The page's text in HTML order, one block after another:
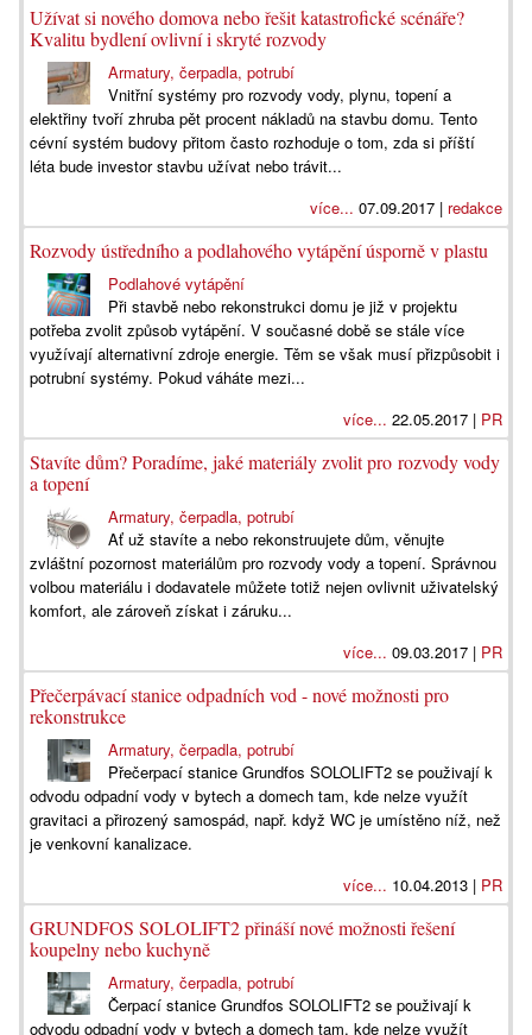
Užívat si nového domova nebo řešit katastrofické scénáře?
Kvalitu bydlení ovlivní i skryté rozvody
Armatury, čerpadla, potrubí
Vnitřní systémy pro rozvody vody, plynu, topení a
elektřiny tvoří zhruba pět procent nákladů na stavbu domu. Tento
cévní systém budovy přitom často rozhoduje o tom, zda si příští
léta bude investor stavbu užívat nebo trávit...
více... 07.09.2017 | redakce
Rozvody ústředního a podlahového vytápění úsporně v plastu
Podlahové vytápění
Při stavbě nebo rekonstrukci domu je již v projektu
potřeba zvolit způsob vytápění. V současné době se stále více
využívají alternativní zdroje energie. Těm se však musí přizpůsobit i
potrubní systémy. Pokud váháte mezi...
více... 22.05.2017 | PR
Stavíte dům? Poradíme, jaké materiály zvolit pro rozvody vody
a topení
Armatury, čerpadla, potrubí
Ať už stavíte a nebo rekonstruujete dům, věnujte
zvláštní pozornost materiálům pro rozvody vody a topení. Správnou
volbou materiálu i dodavatele můžete totiž nejen ovlivnit uživatelský
komfort, ale zároveň získat i záruku...
více... 09.03.2017 | PR
Přečerpávací stanice odpadních vod - nové možnosti pro
rekonstrukce
Armatury, čerpadla, potrubí
Přečerpací stanice Grundfos SOLOLIFT2 se použivají k
odvodu odpadní vody v bytech a domech tam, kde nelze využít
gravitaci a přirozený samospád, např. když WC je umístěno níž, než
je venkovní kanalizace.
více... 10.04.2013 | PR
GRUNDFOS SOLOLIFT2 přináší nové možnosti řešení
koupelny nebo kuchyně
Armatury, čerpadla, potrubí
Čerpací stanice Grundfos SOLOLIFT2 se použivají k
odvodu odpadní vody v bytech a domech tam, kde nelze využít